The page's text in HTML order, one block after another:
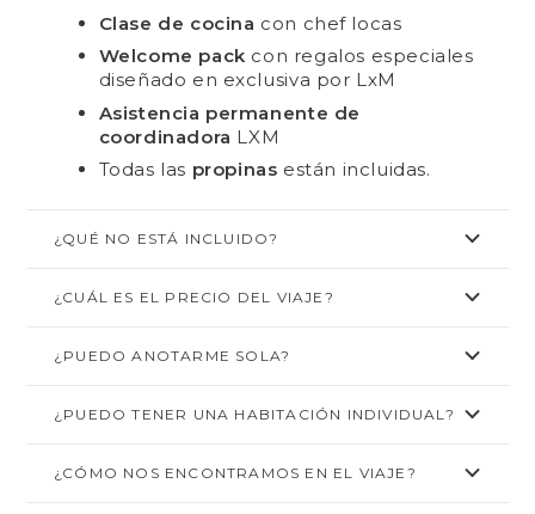
Clase de cocina con chef locas
Welcome pack con regalos especiales
diseñado en exclusiva por LxM
Asistencia permanente de
coordinadora LXM
Todas las propinas están incluidas.
¿QUÉ NO ESTÁ INCLUIDO?
¿CUÁL ES EL PRECIO DEL VIAJE?
¿PUEDO ANOTARME SOLA?
¿PUEDO TENER UNA HABITACIÓN INDIVIDUAL?
¿CÓMO NOS ENCONTRAMOS EN EL VIAJE?